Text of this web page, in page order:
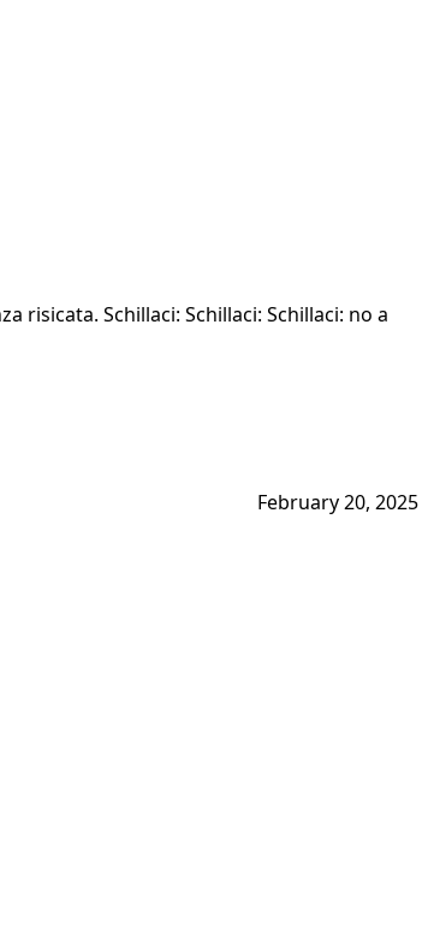
risicata. Schillaci: Schillaci: Schillaci: no a
February 20, 2025